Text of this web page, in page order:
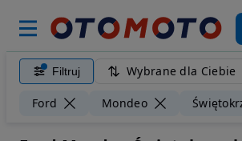
Filtruj Wybrane dla Ciebie
Ford Mondeo